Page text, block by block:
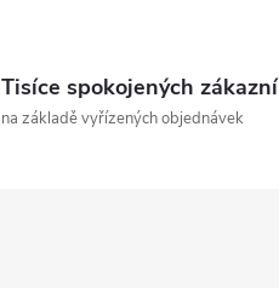
Tisíce spokojených
na základě vyřízených objednávek